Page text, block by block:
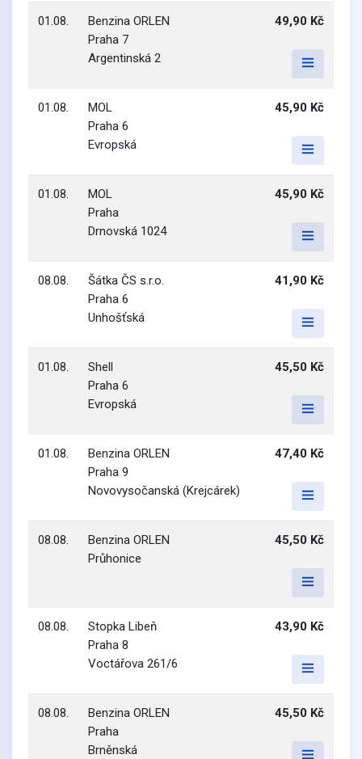
01.08.
Benzina ORLEN
Praha 7
Argentinská 2
49,90 Kč
01.08.
MOL
Praha 6
Evropská
45,90 Kč
01.08.
MOL
Praha
Drnovská 1024
45,90 Kč
08.08.
Šátka ČS s.r.o.
Praha 6
Unhošťská
41,90 Kč
01.08.
Shell
Praha 6
Evropská
45,50 Kč
01.08.
Benzina ORLEN
Praha 9
Novovysočanská (Krejcárek)
47,40 Kč
08.08.
Benzina ORLEN
Průhonice
45,50 Kč
08.08.
Stopka Libeň
Praha 8
Voctářova 261/6
43,90 Kč
08.08.
Benzina ORLEN
Praha
Brněnská
45,50 Kč